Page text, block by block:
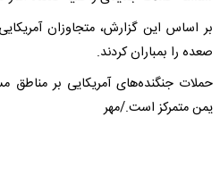
بر اساس این گزارش، متجاوزان
صعده را بمباران کردند.
حملات جنگنده‌های آمریکایی بر
یمن متمرکز است./مهر